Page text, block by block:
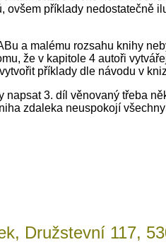
ovšem příklady nedostatečně
a malému rozsahu knihy
že v kapitole 4 autoři
příklady dle návodu v
napsat 3. díl věnovaný třeba
zdaleka neuspokojí
Družstevní 117,